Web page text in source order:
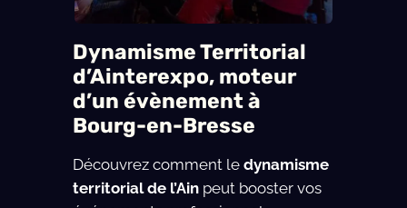
Dynamisme Territorial
d’Ainterexpo, moteur
d’un évènement à
Bourg-en-Bresse
Découvrez comment le dynamisme
territorial de l’Ainpeut booster vos